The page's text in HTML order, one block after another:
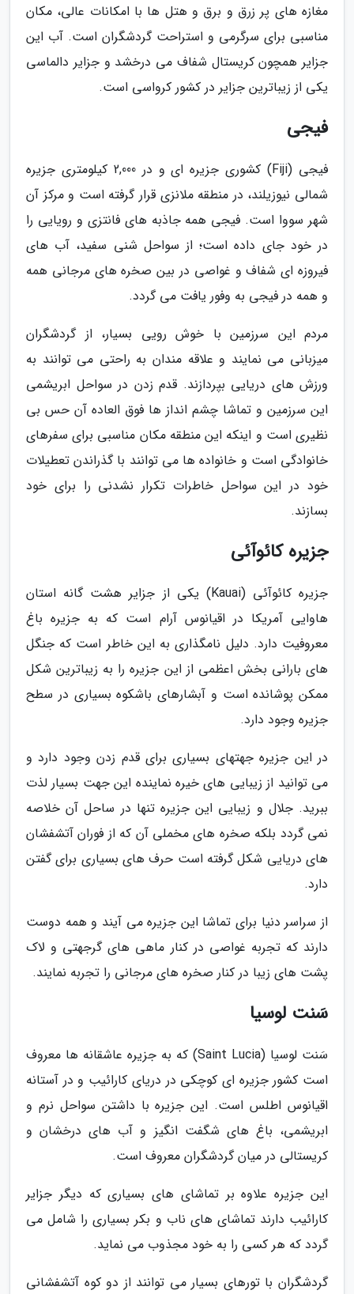
مغازه های پر زرق و برق و هتل ها با امکانات عالی، مکان
مناسبی برای سرگرمی و استراحت گردشگران است. آب این
جزایر همچون کریستال شفاف می درخشد و جزایر دالماسی
یکی از زیباترین جزایر در کشور کرواسی است.
فیجی
فیجی (Fiji) کشوری جزیره ای و در 2,000 کیلومتری جزیره
شمالی نیوزیلند، در منطقه ملانزی قرار گرفته است و مرکز آن
شهر سووا است. فیجی همه جاذبه های فانتزی و رویایی را
در خود جای داده است؛ از سواحل شنی سفید، آب های
فیروزه ای شفاف و غواصی در بین صخره های مرجانی همه
و همه در فیجی به وفور یافت می گردد.
مردم این سرزمین با خوش رویی بسیار، از گردشگران
میزبانی می نمایند و علاقه مندان به راحتی می توانند به
ورزش های دریایی بپردازند. قدم زدن در سواحل ابریشمی
این سرزمین و تماشا چشم انداز ها فوق العاده آن حس بی
نظیری است و اینکه این منطقه مکان مناسبی برای سفرهای
خانوادگی است و خانواده ها می توانند با گذراندن تعطیلات
خود در این سواحل خاطرات تکرار نشدنی را برای خود
بسازند.
جزیره کائوآئی
جزیره کائوآئی (Kauai) یکی از جزایر هشت گانه استان
هاوایی آمریکا در اقیانوس آرام است که به جزیره باغ
معروفیت دارد. دلیل نامگذاری به این خاطر است که جنگل
های بارانی بخش اعظمی از این جزیره را به زیباترین شکل
ممکن پوشانده است و آبشارهای باشکوه بسیاری در سطح
جزیره وجود دارد.
در این جزیره جهتهای بسیاری برای قدم زدن وجود دارد و
می توانید از زیبایی های خیره نماینده این جهت بسیار لذت
ببرید. جلال و زیبایی این جزیره تنها در ساحل آن خلاصه
نمی گردد بلکه صخره های مخملی آن که از فوران آتشفشان
های دریایی شکل گرفته است حرف های بسیاری برای گفتن
دارد.
از سراسر دنیا برای تماشا این جزیره می آیند و همه دوست
دارند که تجربه غواصی در کنار ماهی های گرجهتی و لاک
پشت های زیبا در کنار صخره های مرجانی را تجربه نمایند.
سَنت لوسیا
سَنت لوسیا (Saint Lucia) که به جزیره عاشقانه ها معروف
است کشور جزیره ای کوچکی در دریای کارائیب و در آستانه
اقیانوس اطلس است. این جزیره با داشتن سواحل نرم و
ابریشمی، باغ های شگفت انگیز و آب های درخشان و
کریستالی در میان گردشگران معروف است.
این جزیره علاوه بر تماشای های بسیاری که دیگر جزایر
کارائیب دارند تماشای های ناب و بکر بسیاری را شامل می
گردد که هر کسی را به خود مجذوب می نماید.
گردشگران با تورهای بسیار می توانند از دو کوه آتشفشانی